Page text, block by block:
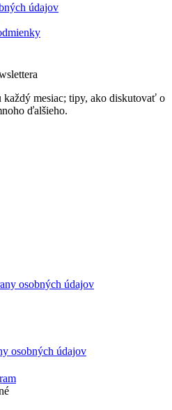
údajov
každý mesiac; tipy, ako diskutovať o
ďalšieho.
osobných údajov
osobných údajov